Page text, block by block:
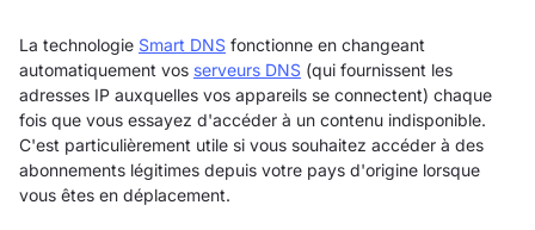
La technologie Smart DNS fonctionne en changeant
automatiquement vos serveurs DNS (qui fournissent les
adresses IP auxquelles vos appareils se connectent) chaque
fois que vous essayez d'accéder à un contenu indisponible.
C'est particulièrement utile si vous souhaitez accéder à des
abonnements légitimes depuis votre pays d'origine lorsque
vous êtes en déplacement.